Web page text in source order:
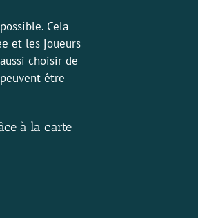
Cela
et les joueurs
choisir de
être
à la carte